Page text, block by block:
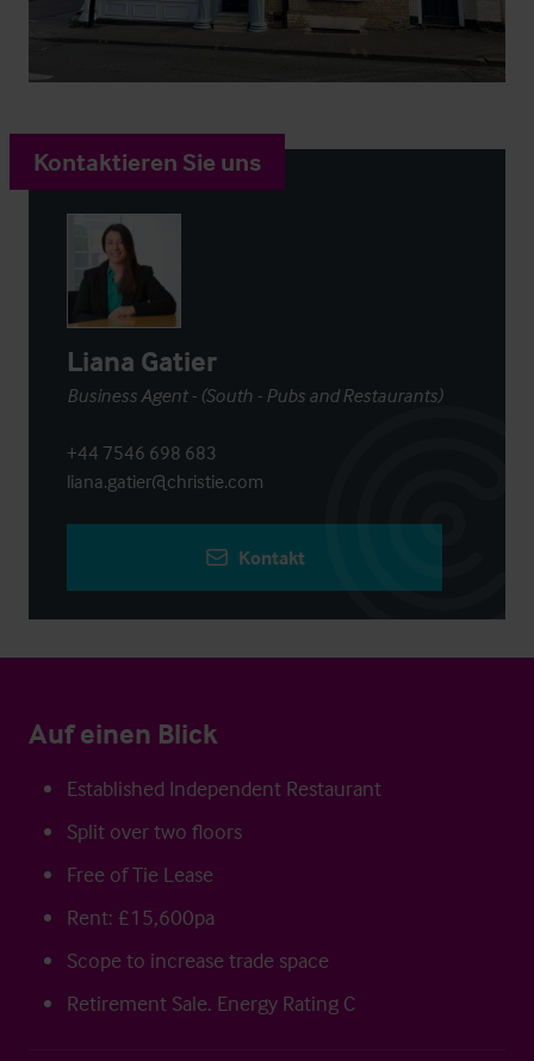
Kontaktieren Sie uns
Liana Gatier
Business Agent - (South - Pubs and Restaurants)
+44 7546 698 683
liana.gatier@christie.com
Kontakt
Auf einen Blick
Established Independent Restaurant
Split over two floors
Free of Tie Lease
Rent: £15,600pa
Scope to increase trade space
Retirement Sale. Energy Rating C